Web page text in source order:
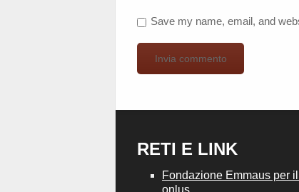
Save my name, email, and
RETI E LINK
Fondazione Emmaus per
onlus